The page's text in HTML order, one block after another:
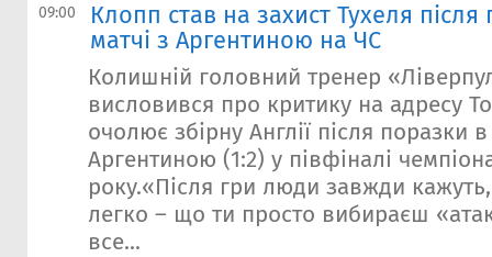
09:00
Клопп став на захист Тухеля після
матчі з Аргентиною на ЧС
Колишній головний тренер
висловився про критику на адресу
очолює збірну Англії після поразки в
Аргентиною (1:2) у півфіналі
року.«Після гри люди завжди
легко – що ти просто вибираєш
все...